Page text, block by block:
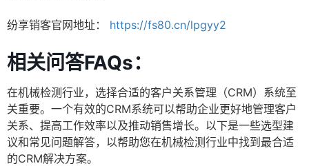
纷享销客官网地址： https://fs80.cn/lpgyy2
相关问答FAQs：
在机械检测行业，选择合适的客户关系管理（CRM）系统至
关重要。一个有效的CRM系统可以帮助企业更好地管理客户
关系、提高工作效率以及推动销售增长。以下是一些选型建
议和常见问题解答，以帮助您在机械检测行业中找到最合适
的CRM解决方案。